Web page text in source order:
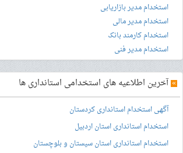
استخدام مدیر بازاریابی
استخدام مدیر مالی
استخدام کارمند بانک
استخدام مدیر فنی
»آخرین اطلاعیه های استخدامی استانداری ها
آگهی استخدام استانداری کردستان
استخدام استانداری استان اردبیل
استخدام استانداری استان سیستان و بلوچستان